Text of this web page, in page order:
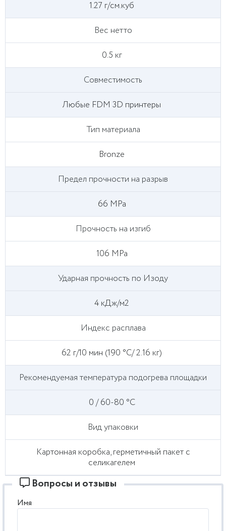
1.27 г/см.куб
Вес нетто
0.5 кг
Совместимость
Любые FDM 3D принтеры
Тип материала
Bronze
Предел прочности на разрыв
66 MPa
Прочность на изгиб
106 MPa
Ударная прочность по Изоду
4 кДж/м2
Индекс расплава
62 г/10 мин (190 °C/ 2.16 кг)
Рекомендуемая температура подогрева площадки
0 / 60-80 °C
Вид упаковки
Картонная коробка, герметичный пакет с
селикагелем
Вопросы и отзывы
Имя